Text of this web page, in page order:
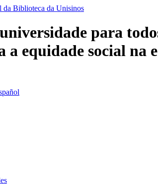
Biblioteca da Unisinos
para
a equidade social na